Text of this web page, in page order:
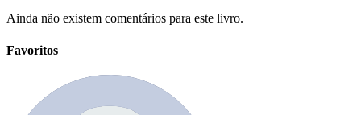
Ainda não existem comentários para este livro.
Favoritos